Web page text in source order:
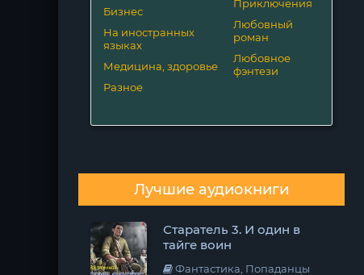
Бизнес
На иностранных
языках
Медицина, здоровье
Разное
Приключения
Любовный
роман
Любовное
фэнтези
Лучшие аудиокниги
Старатель 3. И один в
тайге воин
Фантастика, Попаданцы